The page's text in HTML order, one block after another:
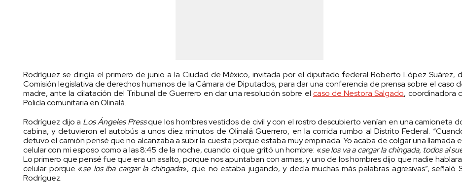
Rodríguez se dirigía el primero de junio a la Ciudad de México, invitada por el diputado federal Roberto López Suárez,
Comisión legislativa de derechos humanos de la Cámara de Diputados, para dar una conferencia de prensa sobre el caso
madre, ante la dilatación del Tribunal de Guerrero en dar una resolución sobre el caso de Nestora Salgado, coordinadora
Policía comunitaria en Olinalá.
Rodríguez dijo a Los Ángeles Pressque los hombres vestidos de civil y con el rostro descubierto venían en una camioneta
cabina, y detuvieron el autobús a unos diez minutos de Olinalá Guerrero, en la corrida rumbo al Distrito Federal.
detuvo el camión pensé que no alcanzaba a subir la cuesta porque estaba muy empinada. Yo acaba de colgar una llamada
celular con mi esposo como a las 8:45 de la noche, cuando oí que gritó un hombre: «se los va a cargar la chingada, todos al
Lo primero que pensé fue que era un asalto, porque nos apuntaban con armas, y uno de los hombres dijo que nadie
celular porque «se los iba cargar la chingada», que no estaba jugando, y decía muchas más palabras agresivas”, señaló
Rodríguez.